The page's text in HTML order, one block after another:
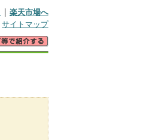
楽天市場へ
サイトマップ